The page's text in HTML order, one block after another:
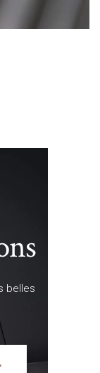
belles